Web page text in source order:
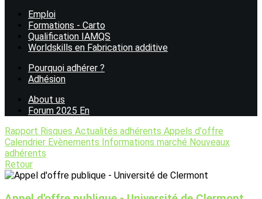
Emploi
Formations - Carto
Qualification IAMQS
Worldskills en Fabrication additive
Pourquoi adhérer ?
Adhésion
About us
Forum 2025 En
Rapport Risques Actualités adhérents Appels d'offre
Calendrier Evènements Informations marché Nouveaux
adhérents
Retour